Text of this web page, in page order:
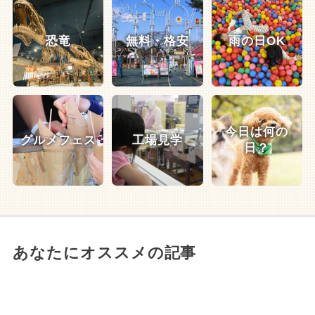
恐竜 無料・格安 雨の日OK
グルメフェス 工場見学
今日は何の
日？
あなたにオススメの記事